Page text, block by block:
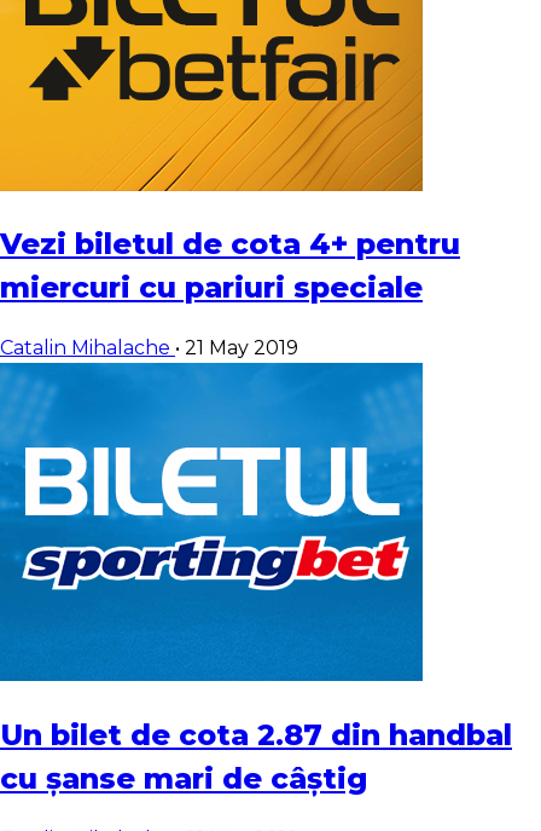
Vezi biletul de cota 4+ pentru
miercuri cu pariuri speciale
Catalin Mihalache • 21 May 2019
Un bilet de cota 2.87 din handbal
cu șanse mari de câștig